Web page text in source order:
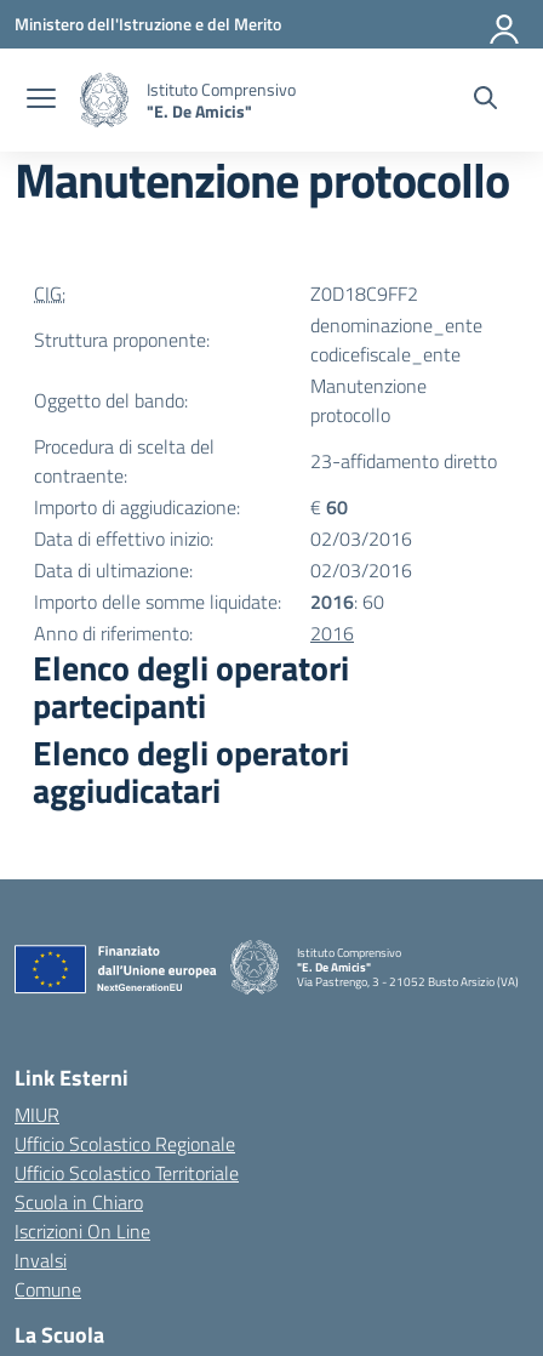
Vai ai contenuti
Vai al menu di navigazione
Vai al footer
Ministero dell'Istruzione e del Merito
Istituto Comprensivo
"E. De Amicis"
Manutenzione protocollo
CIG:
Z0D18C9FF2
Struttura proponente:
denominazione_ente
codicefiscale_ente
Oggetto del bando:
Manutenzione
protocollo
Procedura di scelta del
contraente:
23-affidamento diretto
Importo di aggiudicazione:
€ 60
Data di effettivo inizio:
02/03/2016
Data di ultimazione:
02/03/2016
Importo delle somme liquidate:
2016: 60
Anno di riferimento:
2016
Elenco degli operatori
partecipanti
Elenco degli operatori
aggiudicatari
Istituto Comprensivo
"E. De Amicis"
Via Pastrengo, 3 - 21052 Busto Arsizio (VA)
Link Esterni
MIUR
Ufficio Scolastico Regionale
Ufficio Scolastico Territoriale
Scuola in Chiaro
Iscrizioni On Line
Invalsi
Comune
La Scuola